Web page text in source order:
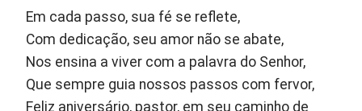
Em cada passo, sua fé se reflete,
Com dedicação, seu amor não se abate,
Nos ensina a viver com a palavra do Senhor,
Que sempre guia nossos passos com fervor,
Feliz aniversário, pastor, em seu caminho de